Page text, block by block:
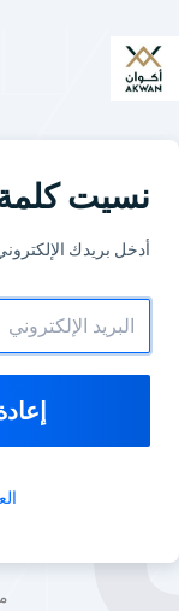
نسيت كلمة
أدخل بريدك